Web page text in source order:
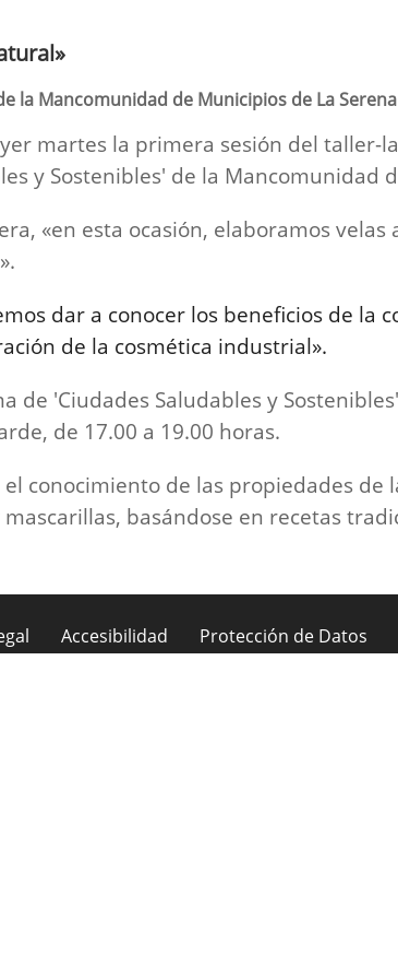
la Mancomunidad de Municipios de La Serena
martes la primera sesión del taller-
y Sostenibles' de la Mancomunidad
«en esta ocasión, elaboramos
dar a conocer los beneficios de la
de la cosmética industrial».
de 'Ciudades Saludables y
de 17.00 a 19.00 horas.
conocimiento de las propiedades de
basándose en recetas
Accesibilidad Protección de Datos